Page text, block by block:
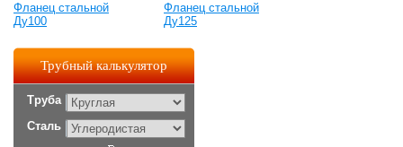
Фланец стальной
Ду100
Фланец стальной
Ду125
Трубный калькулятор
Труба
Сталь